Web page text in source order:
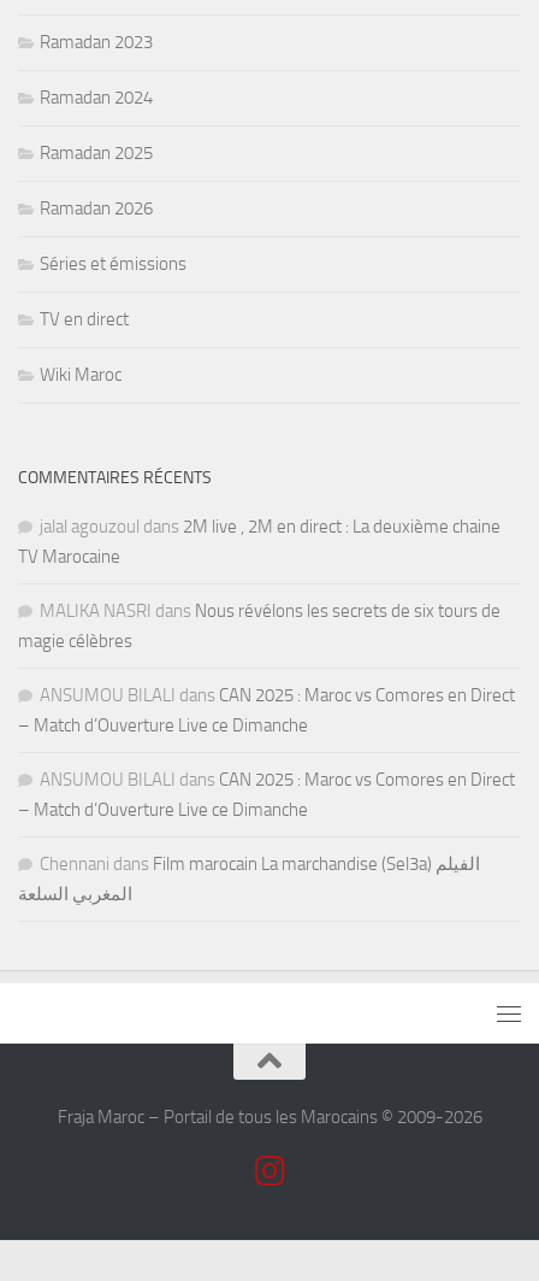
Ramadan 2023
Ramadan 2024
Ramadan 2025
Ramadan 2026
Séries et émissions
TV en direct
Wiki Maroc
COMMENTAIRES RÉCENTS
jalal agouzoul dans 2M live , 2M en direct : La deuxième chaine
TV Marocaine
MALIKA NASRI dans Nous révélons les secrets de six tours de
magie célèbres
ANSUMOU BILALI dans CAN 2025 : Maroc vs Comores en Direct
– Match d’Ouverture Live ce Dimanche
ANSUMOU BILALI dans CAN 2025 : Maroc vs Comores en Direct
– Match d’Ouverture Live ce Dimanche
Chennani dans Film marocain La marchandise (Sel3a) الفيلم
المغربي السلعة
Fraja Maroc – Portail de tous les Marocains © 2009-2026